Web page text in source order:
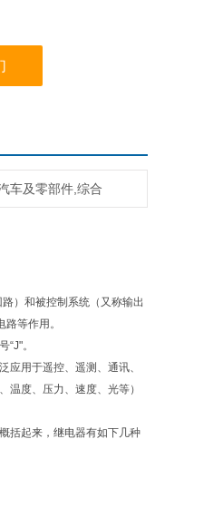
车及零部件,综合
）和被控制系统（又称输出
等作用。
。
用于遥控、遥测、通讯、
度、压力、速度、光等）
括起来，继电器有如下几种